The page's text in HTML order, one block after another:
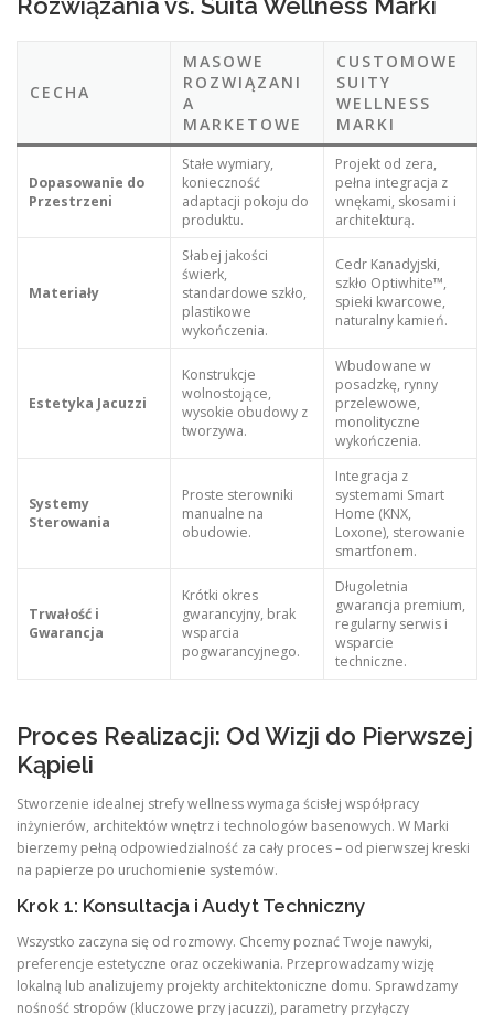
Rozwiązania vs. Suita Wellness Marki
CECHA
MASOWE
ROZWIĄZANI
A
MARKETOWE
CUSTOMOWE
SUITY
WELLNESS
MARKI
Dopasowanie do
Przestrzeni
Stałe wymiary,
konieczność
adaptacji pokoju do
produktu.
Projekt od zera,
pełna integracja z
wnękami, skosami i
architekturą.
Materiały
Słabej jakości
świerk,
standardowe szkło,
plastikowe
wykończenia.
Cedr Kanadyjski,
szkło Optiwhite™,
spieki kwarcowe,
naturalny kamień.
Estetyka Jacuzzi
Konstrukcje
wolnostojące,
wysokie obudowy z
tworzywa.
Wbudowane w
posadzkę, rynny
przelewowe,
monolityczne
wykończenia.
Systemy
Sterowania
Proste sterowniki
manualne na
obudowie.
Integracja z
systemami Smart
Home (KNX,
Loxone), sterowanie
smartfonem.
Trwałość i
Gwarancja
Krótki okres
gwarancyjny, brak
wsparcia
pogwarancyjnego.
Długoletnia
gwarancja premium,
regularny serwis i
wsparcie
techniczne.
Proces Realizacji: Od Wizji do Pierwszej
Kąpieli
Stworzenie idealnej strefy wellness wymaga ścisłej współpracy
inżynierów, architektów wnętrz i technologów basenowych. W Marki
bierzemy pełną odpowiedzialność za cały proces – od pierwszej kreski
na papierze po uruchomienie systemów.
Krok 1: Konsultacja i Audyt Techniczny
Wszystko zaczyna się od rozmowy. Chcemy poznać Twoje nawyki,
preferencje estetyczne oraz oczekiwania. Przeprowadzamy wizję
lokalną lub analizujemy projekty architektoniczne domu. Sprawdzamy
nośność stropów (kluczowe przy jacuzzi), parametry przyłączy